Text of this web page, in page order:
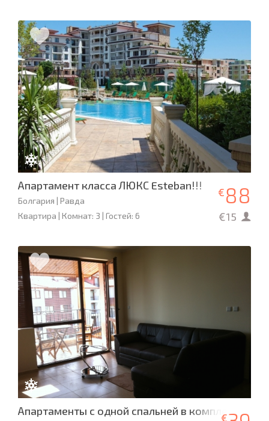
Апартамент класса ЛЮКС Esteban!!!
Болгария | Равда
Квартира | Комнат: 3 | Гостей: 6
€ 88
€15
Апартаменты с одной спальней в комплексе
€